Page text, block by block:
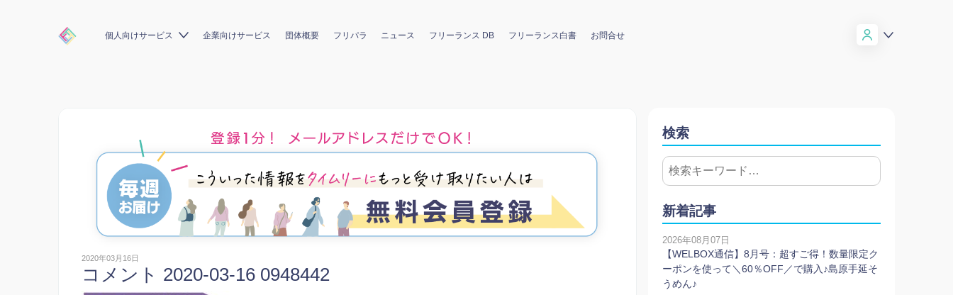
個人向けサービス 企業向けサービス 団体概要 フリパラ ニュース フリーランス DB フリーランス白書 お問合せ
2020年03月16日
コメント 2020-03-16 0948442
検索
新着記事
2026年08月07日
【WELBOX通信】8月号：超すご得！数量限定ク
ーポンを使って＼60％OFF／で購入♪島原手延そ
うめん♪